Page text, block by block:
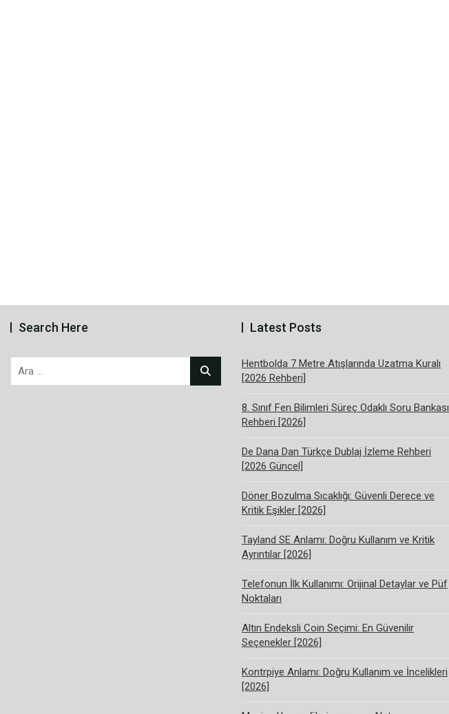
Search Here
Arama:
Latest Posts
Hentbolda 7 Metre Atışlarında Uzatma Kuralı
[2026 Rehberi]
8. Sınıf Fen Bilimleri Süreç Odaklı Soru Bankası
Rehberi [2026]
De Dana Dan Türkçe Dublaj İzleme Rehberi
[2026 Güncel]
Döner Bozulma Sıcaklığı: Güvenli Derece ve
Kritik Eşikler [2026]
Tayland SE Anlamı: Doğru Kullanım ve Kritik
Ayrıntılar [2026]
Telefonun İlk Kullanımı: Orijinal Detaylar ve Püf
Noktaları
Altın Endeksli Coin Seçimi: En Güvenilir
Seçenekler [2026]
Kontrpiye Anlamı: Doğru Kullanım ve İncelikleri
[2026]